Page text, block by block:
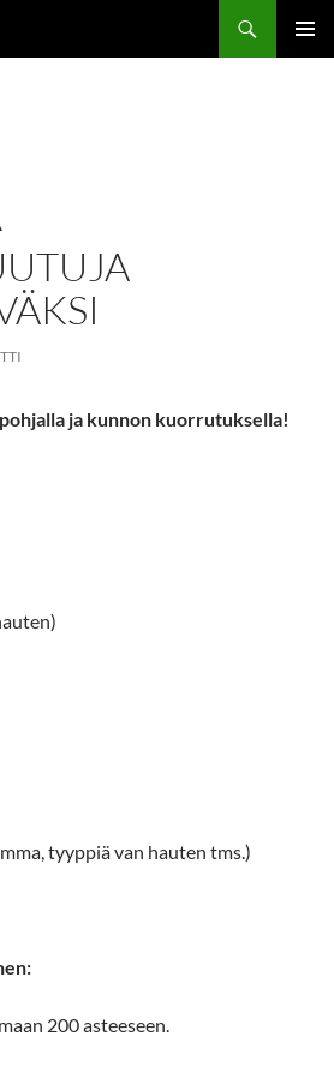
ja kunnon kuorrutuksella!
tyyppiä van hauten tms.)
200 asteeseen.